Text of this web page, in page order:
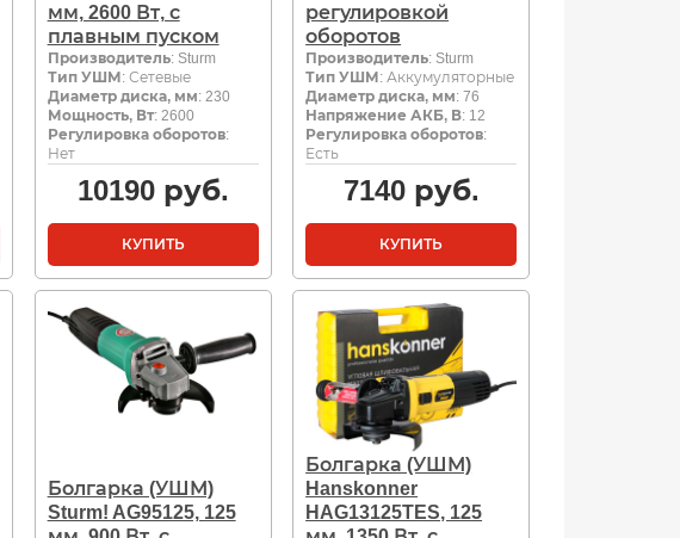
мм, 2600 Вт, с
плавным пуском
Производитель: Sturm
Тип УШМ : Сетевые
Диаметр диска, мм: 230
Мощность, Вт: 2600
Регулировка оборотов:
Нет
10190руб.
КУПИТЬ
регулировкой
оборотов
Производитель: Sturm
Тип УШМ : Аккумуляторные
Диаметр диска, мм: 76
Напряжение АКБ, В: 12
Регулировка оборотов:
Есть
7140руб.
КУПИТЬ
Болгарка (УШМ)
Sturm! AG95125, 125
Болгарка (УШМ)
Hanskonner
HAG13125TES, 125